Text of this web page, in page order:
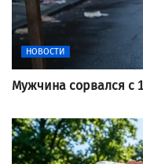
НОВОСТИ
Мужчина сорвался с